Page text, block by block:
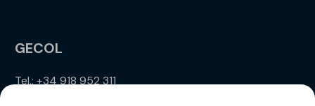
GECOL
Tel.: +34 918 952 311